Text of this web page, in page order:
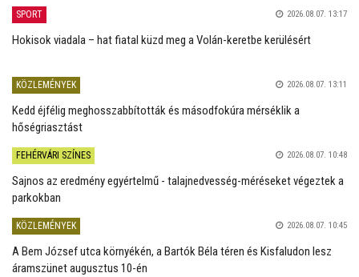
SPORT 2026.08.07. 13:17
Hokisok viadala – hat fiatal küzd meg a Volán-keretbe kerülésért
KÖZLEMÉNYEK 2026.08.07. 13:11
Kedd éjfélig meghosszabbították és másodfokúra mérséklik a
hőségriasztást
FEHÉRVÁRI SZÍNES 2026.08.07. 10:48
Sajnos az eredmény egyértelmű - talajnedvesség-méréseket végeztek a
parkokban
KÖZLEMÉNYEK 2026.08.07. 10:45
A Bem József utca környékén, a Bartók Béla téren és Kisfaludon lesz
áramszünet augusztus 10-én